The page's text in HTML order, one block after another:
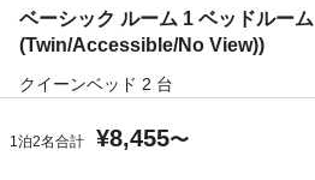
1泊2名合計 ¥8,455〜
ベーシック ルーム 1 ベッドルー
(Twin/Accessible/No View))
クイーンベッド 2 台
ベーシック ルーム 1 ベッドルー